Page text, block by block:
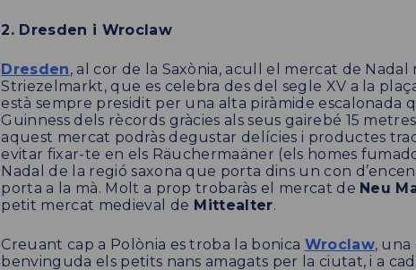
2. Dresden i Wroclaw
Dresden, al cor de la Saxònia, acull el mercat de Nadal
Striezelmarkt, que es celebra des del segle XV a la
està sempre presidit per una alta piràmide escalonada
Guinness dels rècords gràcies als seus gairebé 15
aquest mercat podràs degustar delícies i productes
evitar fixar-te en els Räuchermaäner (els homes
Nadal de la regió saxona que porta dins un con
porta a la mà. Molt a prop trobaràs el mercat de Neu
petit mercat medieval de Mittealter.
Creuant cap a Polònia es troba la bonica Wroclaw, una
benvinguda els petits nans amagats per la ciutat, i a